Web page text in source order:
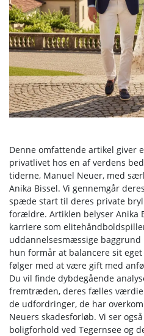
Denne omfattende artikel giver
privatlivet hos en af verdens
tiderne, Manuel Neuer, med
Anika Bissel. Vi gennemgår
spæde start til deres private
forældre. Artiklen belyser Anika
karriere som
uddannelsesmæssige baggrund
hun formår at balancere sit
følger med at være gift med
Du vil finde dybdegående
fremtræden, deres fælles
de udfordringer, de har
Neuers skadesforløb. Vi ser
boligforhold ved Tegernsee og